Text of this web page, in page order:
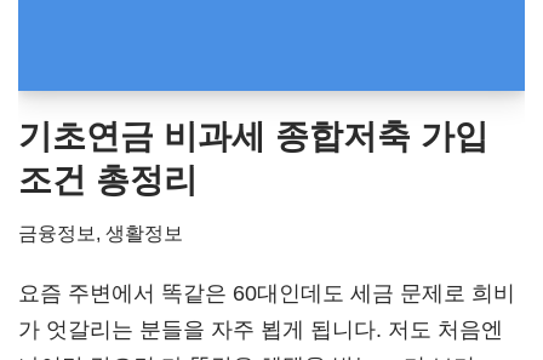
기초연금 비과세 종합저축 가입
조건 총정리
금융정보 , 생활정보
요즘 주변에서 똑같은 60대인데도 세금 문제로 희비
가 엇갈리는 분들을 자주 뵙게 됩니다. 저도 처음엔